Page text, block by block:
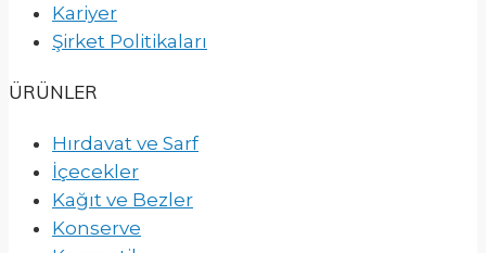
Kariyer
Şirket Politikaları
ÜRÜNLER
Hırdavat ve Sarf
İçecekler
Kağıt ve Bezler
Konserve